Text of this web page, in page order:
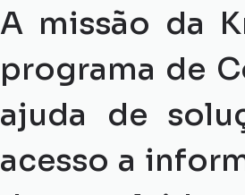
A missão da
programa de
ajuda de
acesso a